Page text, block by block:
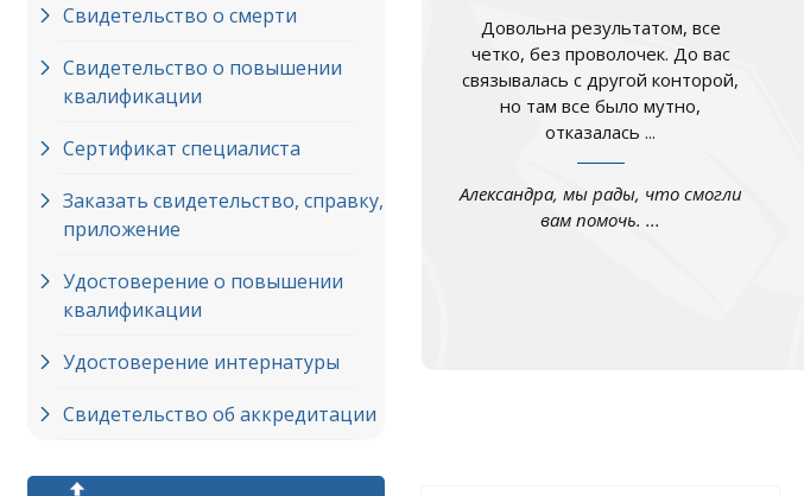
Свидетельство о смерти
Свидетельство о повышении
квалификации
Сертификат специалиста
Заказать свидетельство, справку,
приложение
Удостоверение о повышении
квалификации
Удостоверение интернатуры
Свидетельство об аккредитации
Довольна результатом, все
четко, без проволочек. До вас
связывалась с другой конторой,
но там все было мутно,
отказалась ...
Александра, мы рады, что смогли
вам помочь. ...